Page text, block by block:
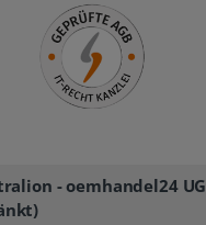
- oemhandel24 UG